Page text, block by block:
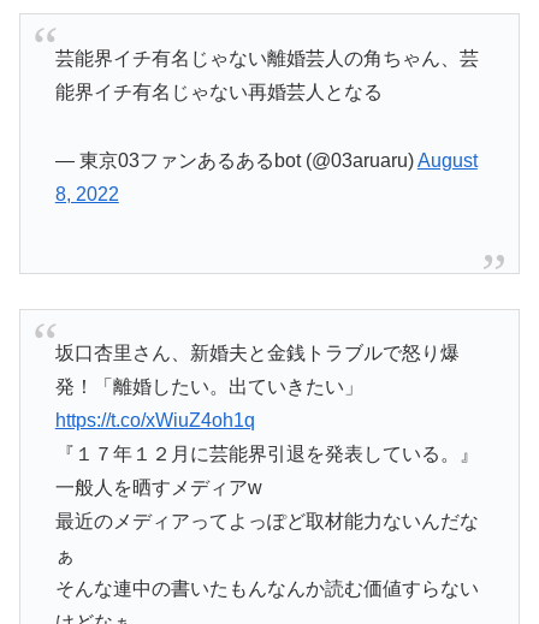
芸能界イチ有名じゃない離婚芸人の角ちゃん、芸
能界イチ有名じゃない再婚芸人となる
— 東京03ファンあるあるbot (@03aruaru)August
8, 2022
坂口杏里さん、新婚夫と金銭トラブルで怒り爆
発！「離婚したい。出ていきたい」
https://t.co/xWiuZ4oh1q
『１７年１２月に芸能界引退を発表している。』
一般人を晒すメディアw
最近のメディアってよっぽど取材能力ないんだな
ぁ
そんな連中の書いたもんなんか読む価値すらない